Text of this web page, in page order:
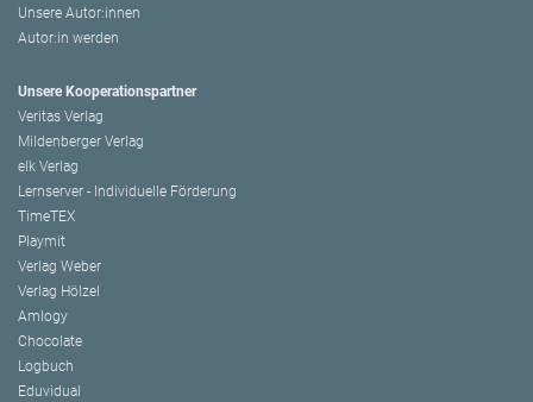
Unsere Autor:innen
Autor:in werden
Unsere Kooperationspartner
Veritas Verlag
Mildenberger Verlag
elk Verlag
Lernserver - Individuelle Förderung
TimeTEX
Playmit
Verlag Weber
Verlag Hölzel
Amlogy
Chocolate
Logbuch
Eduvidual